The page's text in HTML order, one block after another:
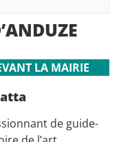
LA MAIRIE
de guide-